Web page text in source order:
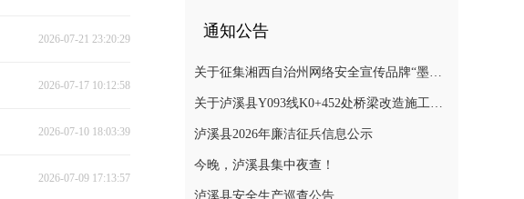
2026-07-21 23:20:29
2026-07-17 10:12:58
2026-07-10 18:03:39
2026-07-09 17:13:57
通知公告
关于征集湘西自治州网络安全宣传品牌“墨攻”主题形象的公告
关于泸溪县Y093线K0+452处桥梁改造施工期间实施交通管制的通告
泸溪县2026年廉洁征兵信息公示
今晚，泸溪县集中夜查！
泸溪县安全生产巡查公告